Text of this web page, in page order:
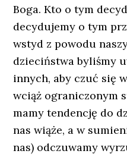
Boga. Kto o tym
decydujemy o tym
wstyd z powodu
dzieciństwa byliśmy
innych, aby czuć się
wciąż ograniczonym
mamy tendencję do
nas wiąże, a w
nas) odczuwamy